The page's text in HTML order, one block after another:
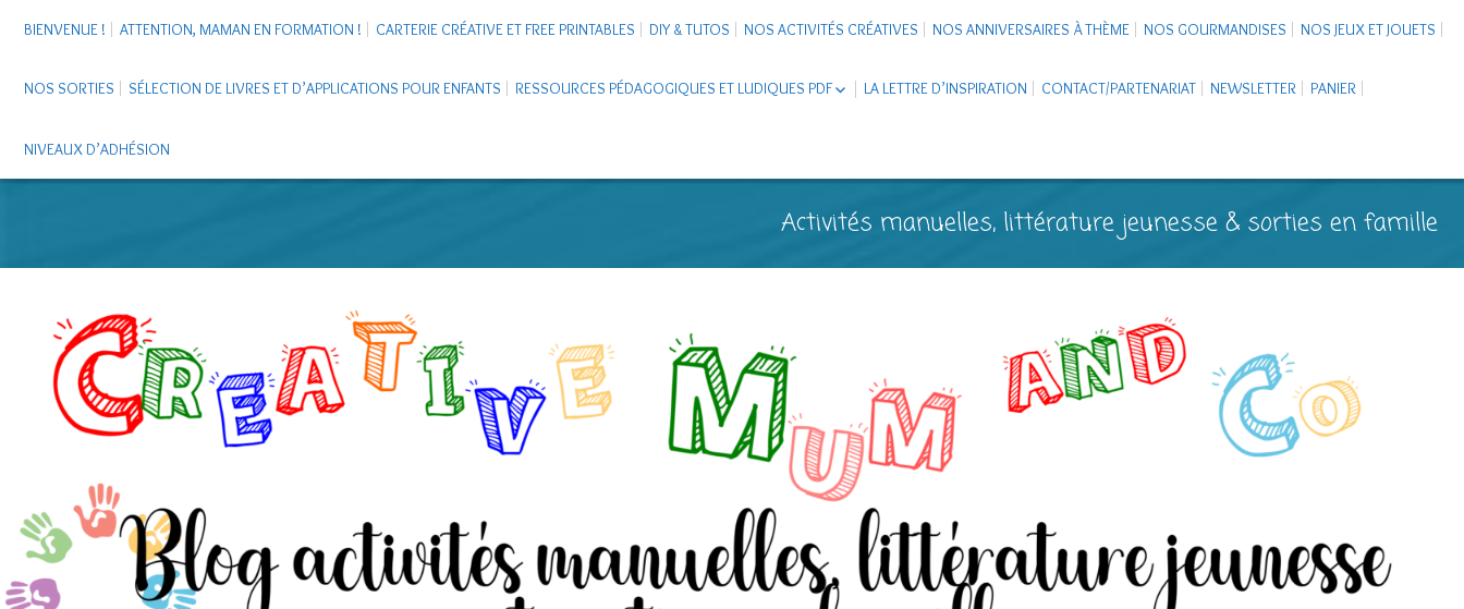
BIENVENUE ! ATTENTION, MAMAN EN FORMATION ! CARTERIE CRÉATIVE ET FREE PRINTABLES DIY & TUTOS NOS ACTIVITÉS CRÉATIVES NOS ANNIVERSAIRES À THÈME NOS GOURMANDISES NOS JEUX ET JOUETS
NOS SORTIES SÉLECTION DE LIVRES ET D’APPLICATIONS POUR ENFANTS RESSOURCES PÉDAGOGIQUES ET LUDIQUES PDF
CARNETS DE VOYAGE ENFANTS
LA LETTRE D’INSPIRATION CONTACT/PARTENARIAT NEWSLETTER PANIER
NIVEAUX D’ADHÉSION
Activités manuelles, littérature jeunesse & sorties en famille